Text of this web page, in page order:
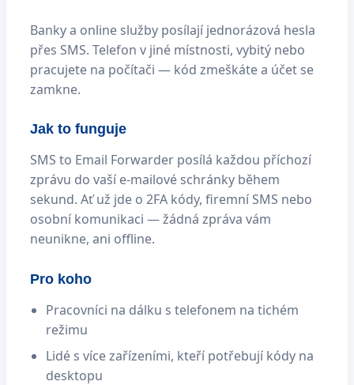
Banky a online služby posílají jednorázová hesla
přes SMS. Telefon v jiné místnosti, vybitý nebo
pracujete na počítači — kód zmeškáte a účet se
zamkne.
Jak to funguje
SMS to Email Forwarder posílá každou příchozí
zprávu do vaší e-mailové schránky během
sekund. Ať už jde o 2FA kódy, firemní SMS nebo
osobní komunikaci — žádná zpráva vám
neunikne, ani offline.
Pro koho
Pracovníci na dálku s telefonem na tichém
režimu
Lidé s více zařízeními, kteří potřebují kódy na
desktopu